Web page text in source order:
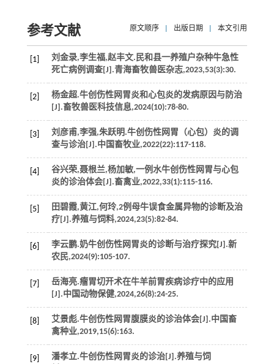
参考文献 原文顺序 出版日期 本文引用
[1]
刘金录,李生福,赵丰文.民和县一养殖户杂种牛急性
死亡病例调查[J].青海畜牧兽医杂志,2023,53(3):30.
[2]
杨金超.牛创伤性网胃炎和心包炎的发病原因与防治
[J].畜牧兽医科技信息,2024(10):78-80.
[3]
刘彦甫,李强,朱跃明.牛创伤性网胃（心包）炎的调
查与诊治[J].中国畜牧业,2022(22):117-118.
[4]
谷兴荣,聂根兰,杨加敏,一例水牛创伤性网胃与心包
炎的诊治体会[J].畜禽业,2022,33(1):115-116.
[5]
田碧霞,黄江,何玲,2例母牛误食金属异物的诊断及治
疗[J].养殖与饲料,2024,23(5):82-84.
[6] 李云鹏.奶牛创伤性网胃炎的诊断与治疗探究[J].新
农民,2024(9):105-107.
[7]
岳海亮.瘤胃切开术在牛羊前胃疾病诊疗中的应用
[J].中国动物保健,2024,26(8):24-25.
[8] 艾景彪.牛创伤性网胃腹膜炎的诊治体会[J].中国畜
禽种业,2019,15(6):163.
[9] 潘孝立.牛创伤性网胃炎的诊治[J].养殖与饲